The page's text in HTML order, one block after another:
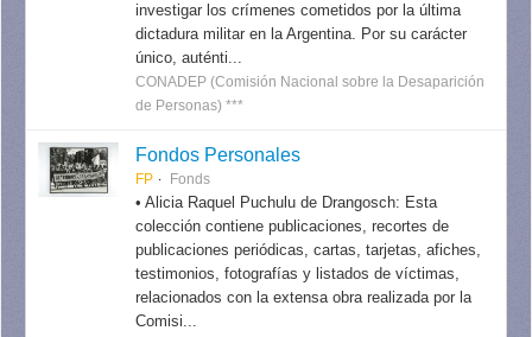
investigar los crímenes cometidos por la última
dictadura militar en la Argentina. Por su carácter
único, auténti...
CONADEP (Comisión Nacional sobre la Desaparición
de Personas) ***
Fondos Personales
FP Fonds
• Alicia Raquel Puchulu de Drangosch: Esta
colección contiene publicaciones, recortes de
publicaciones periódicas, cartas, tarjetas, afiches,
testimonios, fotografías y listados de víctimas,
relacionados con la extensa obra realizada por la
Comisi...